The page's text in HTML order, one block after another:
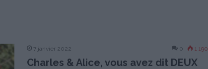
7 janvier 2022 0 1 190
Charles & Alice, vous avez dit DEUX